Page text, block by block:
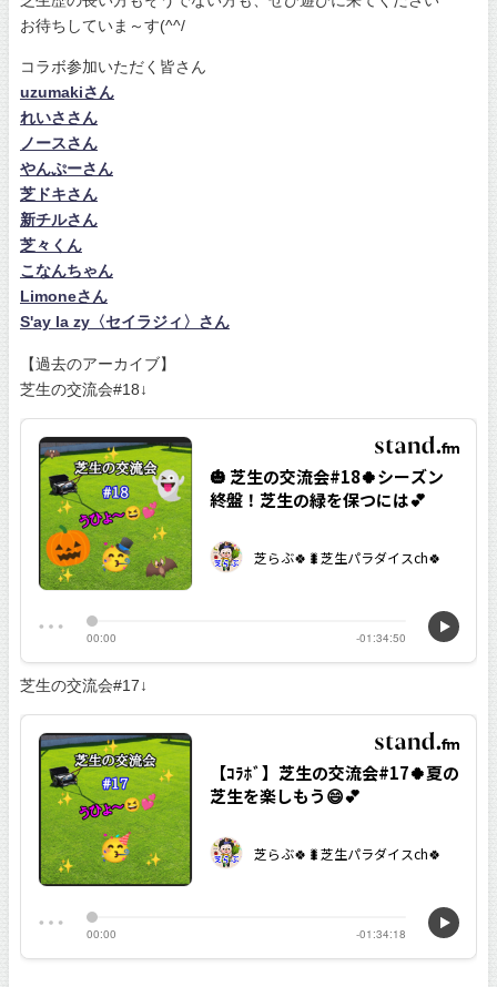
お待ちしていま～す(^^/
コラボ参加いただく皆さん
uzumakiさん
れいささん
ノースさん
やんぷーさん
芝ドキさん
新チルさん
芝々くん
こなんちゃん
Limoneさん
S'ay la zy〈セイラジィ〉さん
【過去のアーカイブ】
芝生の交流会#18↓
芝生の交流会#17↓